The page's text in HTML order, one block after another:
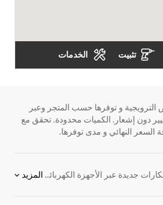
تثبيت الخدمات
و توفرها حسب المتجر وعبر
دون إشعار. الكميات محدودة. تحقق مع
السعر النهائي و مدى توفرها.
ركزت أل جي على تطوير ابتكارات جديدة عبر الأجهزة الكهربائية. نحن ملتزمون بتوفير المنتجات الإلكترونية التي تساعد على الأداء بشكل أفضل. لدعم هذا الهدف ، قمنا بتطوير اللوح الرقمية. نقدم مجموعة واسعة من المنتجات ، بما في ذلك شاشات ، واللافتات الرقمية للإعلان ، ومكيفات الهواء ، وأنظمة VRF والكثير من الحلول الإلكترونية. اكتشف المزيد عن اللوح الرقمية اليوم. اتصل بممثل أل جي المحلي للحصول على مزيد من المعلومات. المزيد